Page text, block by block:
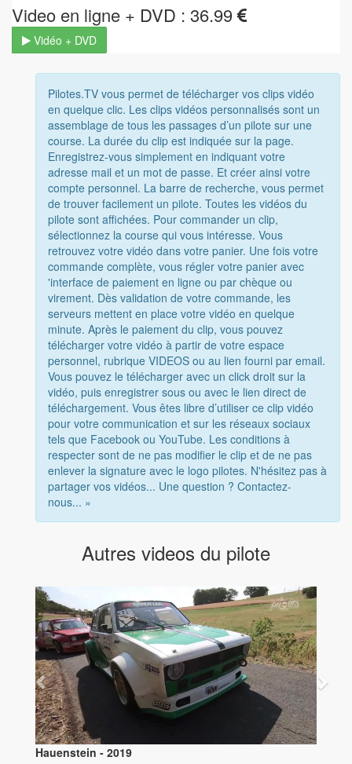
Video en ligne + DVD : 36.99
Vidéo + DVD
Pilotes.TV vous permet de télécharger vos clips vidéo
en quelque clic. Les clips vidéos personnalisés sont un
assemblage de tous les passages d’un pilote sur une
course. La durée du clip est indiquée sur la page.
Enregistrez-vous simplement en indiquant votre
adresse mail et un mot de passe. Et créer ainsi votre
compte personnel. La barre de recherche, vous permet
de trouver facilement un pilote. Toutes les vidéos du
pilote sont affichées. Pour commander un clip,
sélectionnez la course qui vous intéresse. Vous
retrouvez votre vidéo dans votre panier. Une fois votre
commande complète, vous régler votre panier avec
'interface de paiement en ligne ou par chèque ou
virement. Dès validation de votre commande, les
serveurs mettent en place votre vidéo en quelque
minute. Après le paiement du clip, vous pouvez
télécharger votre vidéo à partir de votre espace
personnel, rubrique VIDEOS ou au lien fourni par email.
Vous pouvez le télécharger avec un click droit sur la
vidéo, puis enregistrer sous ou avec le lien direct de
téléchargement. Vous êtes libre d’utiliser ce clip vidéo
pour votre communication et sur les réseaux sociaux
tels que Facebook ou YouTube. Les conditions à
respecter sont de ne pas modifier le clip et de ne pas
enlever la signature avec le logo pilotes. N'hésitez pas à
partager vos vidéos... Une question ? Contactez-
nous... »
Autres videos du pilote
Hauenstein - 2019